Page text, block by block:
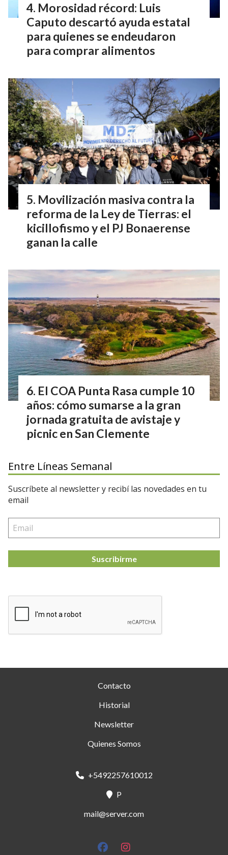
Morosidad récord: Luis
Caputo descartó ayuda estatal
para quienes se endeudaron
para comprar alimentos
Movilización masiva contra la
reforma de la Ley de Tierras: el
kicillofismo y el PJ Bonaerense
ganan la calle
El COA Punta Rasa cumple 10
años: cómo sumarse a la gran
jornada gratuita de avistaje y
picnic en San Clemente
Entre Líneas Semanal
Suscríbete al newsletter y recibí las novedades en tu
email
Suscribirme
Contacto
Historial
Newsletter
Quienes Somos
+5492257610012
P
mail@server.com